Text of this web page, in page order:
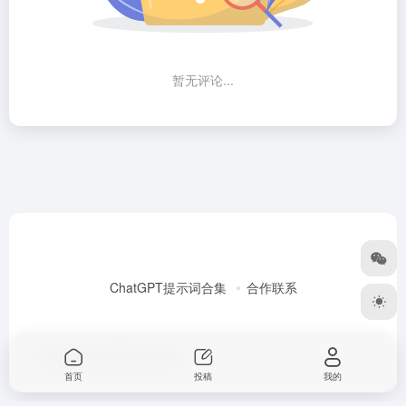
暂无评论...
ChatGPT提示词合集 合作联系
Copyright © 2026
首页 投稿 我的